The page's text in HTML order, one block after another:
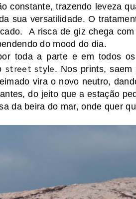
constante, trazendo leveza
sua versatilidade. O
A risca de giz chega
do mood do dia.
toda a parte e em todos
street style. Nos prints,
vira o novo neutro,
do jeito que a estação
da beira do mar, onde quer